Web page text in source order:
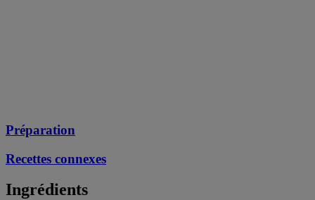
Préparation
Recettes connexes
Ingrédients